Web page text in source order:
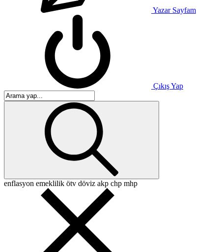
Yazar Sayfam
Çıkış Yap
enflasyon emeklilik ötv döviz akp chp mhp